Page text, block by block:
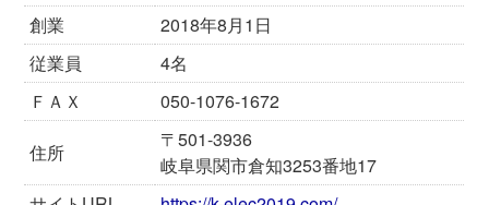
創業
2018年8月1日
従業員
4名
ＦＡＸ
050-1076-1672
住所
〒501-3936
岐阜県関市倉知3253番地17